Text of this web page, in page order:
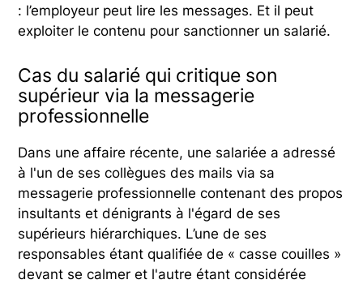
: l’employeur peut lire les messages. Et il peut
exploiter le contenu pour sanctionner un salarié.
Cas du salarié qui critique son
supérieur via la messagerie
professionnelle
Dans une affaire récente, une salariée a adressé
à l'un de ses collègues des mails via sa
messagerie professionnelle contenant des propos
insultants et dénigrants à l'égard de ses
supérieurs hiérarchiques. L’une de ses
responsables étant qualifiée de « casse couilles »
devant se calmer et l'autre étant considérée